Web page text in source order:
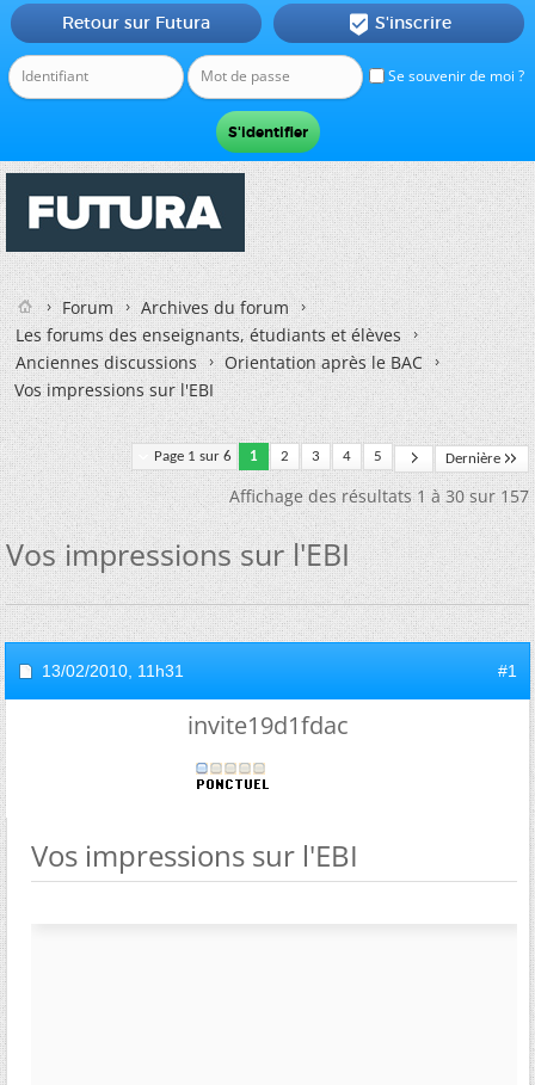
Se souvenir de moi ?
Retour sur Futura  S'inscrire
Forum
Archives du forum
Les forums des enseignants, étudiants et élèves
Anciennes discussions
Orientation après le BAC
Vos impressions sur l'EBI
Page 1 sur 6 1 2 3 4 5 Dernière
Affichage des résultats 1 à 30 sur 157
Vos impressions sur l'EBI
13/02/2010, 11h31 #1
invite19d1fdac
Vos impressions sur l'EBI